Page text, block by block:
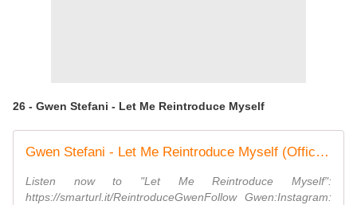
26 - Gwen Stefani - Let Me Reintroduce Myself
Gwen Stefani - Let Me Reintroduce Myself (Official Video)
Listen now to "Let Me Reintroduce Myself":
https://smarturl.it/ReintroduceGwenFollow Gwen:Instagram: